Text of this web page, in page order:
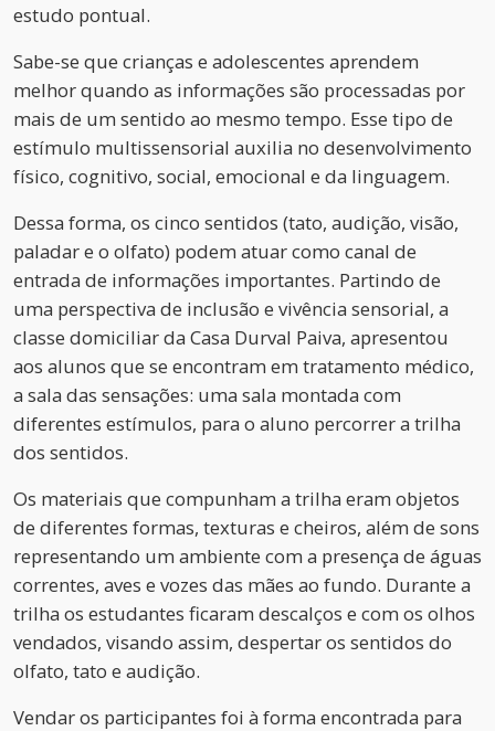
estudo pontual.
Sabe-se que crianças e adolescentes aprendem
melhor quando as informações são processadas por
mais de um sentido ao mesmo tempo. Esse tipo de
estímulo multissensorial auxilia no desenvolvimento
físico, cognitivo, social, emocional e da linguagem.
Dessa forma, os cinco sentidos (tato, audição, visão,
paladar e o olfato) podem atuar como canal de
entrada de informações importantes. Partindo de
uma perspectiva de inclusão e vivência sensorial, a
classe domiciliar da Casa Durval Paiva, apresentou
aos alunos que se encontram em tratamento médico,
a sala das sensações: uma sala montada com
diferentes estímulos, para o aluno percorrer a trilha
dos sentidos.
Os materiais que compunham a trilha eram objetos
de diferentes formas, texturas e cheiros, além de sons
representando um ambiente com a presença de águas
correntes, aves e vozes das mães ao fundo. Durante a
trilha os estudantes ficaram descalços e com os olhos
vendados, visando assim, despertar os sentidos do
olfato, tato e audição.
Vendar os participantes foi à forma encontrada para